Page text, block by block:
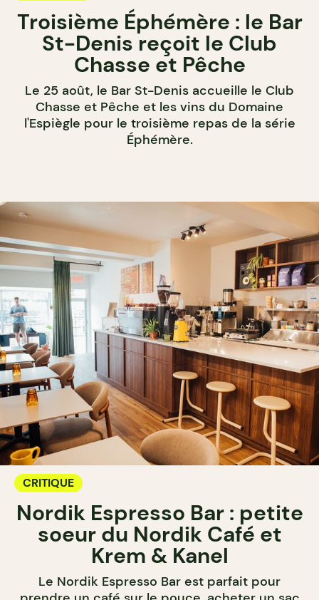
Troisième Éphémère : le Bar
St-Denis reçoit le Club
Chasse et Pêche
Le 25 août, le Bar St-Denis accueille le Club
Chasse et Pêche et les vins du Domaine
l'Espiègle pour le troisième repas de la série
Éphémère.
CRITIQUE
Nordik Espresso Bar : petite
soeur du Nordik Café et
Krem & Kanel
Le Nordik Espresso Bar est parfait pour